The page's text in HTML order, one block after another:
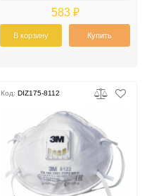
583 ₽
В корзину Купить
Код: DIZ175-8112